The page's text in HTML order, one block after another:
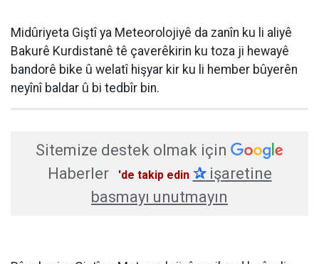
Midûriyeta Giştî ya Meteorolojiyê da zanîn ku li aliyê
Bakurê Kurdistanê tê çaverêkirin ku toza ji hewayê
bandorê bike û welatî hişyar kir ku li hember bûyerên
neyînî baldar û bi tedbîr bin.
Sitemize destek olmak için
Haberler
'de takip edin ✰işaretine
basmayı unutmayın